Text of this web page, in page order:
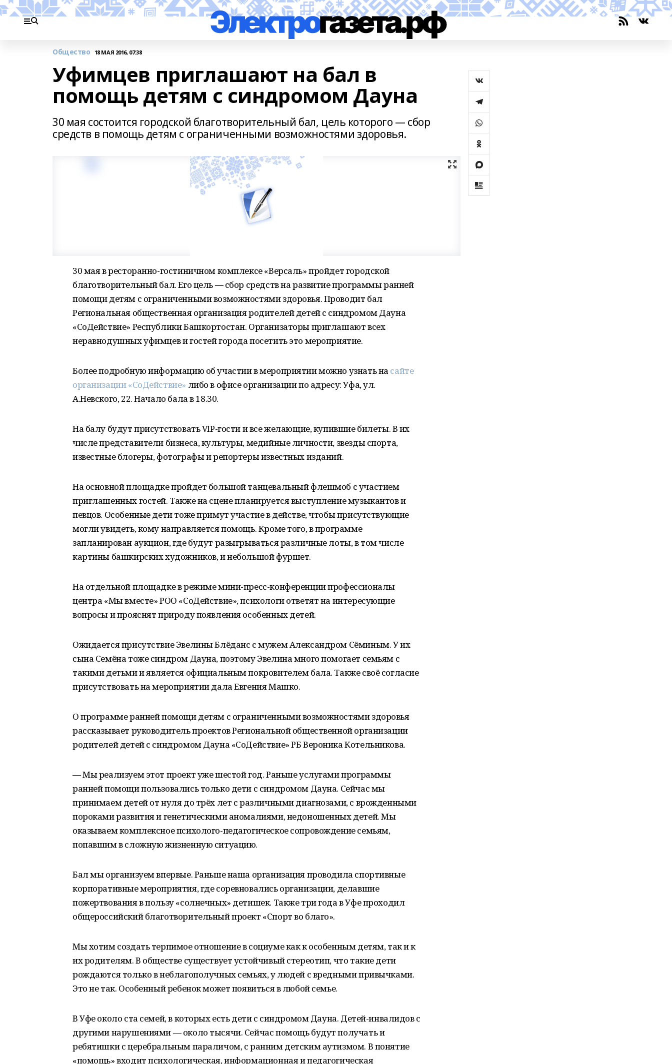
Общество 18 МАЯ 2016, 07:38
Уфимцев приглашают на бал в
помощь детям с синдромом Дауна
30 мая состоится городской благотворительный бал, цель которого — сбор
средств в помощь детям с ограниченными возможностями здоровья.
30 мая в ресторанно-гостиничном комплексе «Версаль» пройдет городской
благотворительный бал. Его цель — сбор средств на развитие программы ранней
помощи детям с ограниченными возможностями здоровья. Проводит бал
Региональная общественная организация родителей детей с синдромом Дауна
«СоДействие» Республики Башкортостан. Организаторы приглашают всех
неравнодушных уфимцев и гостей города посетить это мероприятие.
Более подробную информацию об участии в мероприятии можно узнать на сайте
организации «СоДействие» либо в офисе организации по адресу: Уфа, ул.
А.Невского, 22. Начало бала в 18.30.
На балу будут присутствовать VIP-гости и все желающие, купившие билеты. В их
числе представители бизнеса, культуры, медийные личности, звезды спорта,
известные блогеры, фотографы и репортеры известных изданий.
На основной площадке пройдет большой танцевальный флешмоб с участием
приглашенных гостей. Также на сцене планируется выступление музыкантов и
певцов. Особенные дети тоже примут участие в действе, чтобы присутствующие
могли увидеть, кому направляется помощь. Кроме того, в программе
запланирован аукцион, где будут разыгрываться различные лоты, в том числе
картины башкирских художников, и небольшой фуршет.
На отдельной площадке в режиме мини-пресс-конференции профессионалы
центра «Мы вместе» РОО «СоДействие», психологи ответят на интересующие
вопросы и прояснят природу появления особенных детей.
Ожидается присутствие Эвелины Блёданс с мужем Александром Сёминым. У их
сына Семёна тоже синдром Дауна, поэтому Эвелина много помогает семьям с
такими детьми и является официальным покровителем бала. Также своё согласие
присутствовать на мероприятии дала Евгения Машко.
О программе ранней помощи детям с ограниченными возможностями здоровья
рассказывает руководитель проектов Региональной общественной организации
родителей детей с синдромом Дауна «СоДействие» РБ Вероника Котельникова.
— Мы реализуем этот проект уже шестой год. Раньше услугами программы
ранней помощи пользовались только дети с синдромом Дауна. Сейчас мы
принимаем детей от нуля до трёх лет с различными диагнозами, c врожденными
пороками развития и генетическими аномалиями, недоношенных детей. Мы
оказываем комплексное психолого-педагогическое сопровождение семьям,
попавшим в сложную жизненную ситуацию.
Бал мы организуем впервые. Раньше наша организация проводила спортивные
корпоративные мероприятия, где соревновались организации, делавшие
пожертвования в пользу «солнечных» детишек. Также три года в Уфе проходил
общероссийский благотворительный проект «Спорт во благо».
Мы хотим создать терпимое отношение в социуме как к особенным детям, так и к
их родителям. В обществе существует устойчивый стереотип, что такие дети
рождаются только в неблагополучных семьях, у людей с вредными привычками.
Это не так. Особенный ребенок может появиться в любой семье.
В Уфе около ста семей, в которых есть дети с синдромом Дауна. Детей-инвалидов с
другими нарушениями — около тысячи. Сейчас помощь будут получать и
ребятишки с церебральным параличом, с ранним детским аутизмом. В понятие
«помощь» входит психологическая, информационная и педагогическая